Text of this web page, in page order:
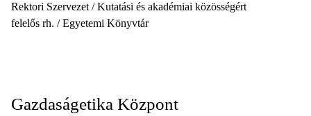
Rektori Szervezet / Kutatási és akadémiai közösségért
felelős rh. / Egyetemi Könyvtár
Gazdaságetika Központ